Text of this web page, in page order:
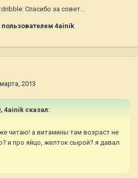
Спасибо за совет...
пользователем 4ainik
2013
4ainik сказал:
читаю! а витамины там возраст не
и про яйцо, желток сырой? я давал